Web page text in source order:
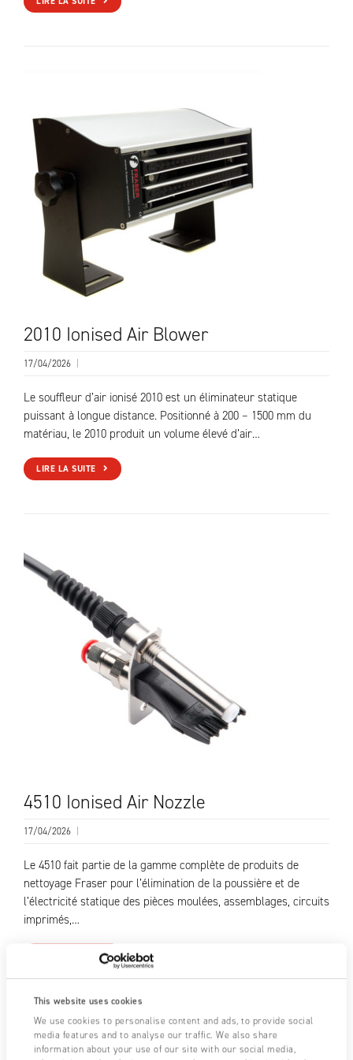
This website uses cookies
We use cookies to personalise content and ads, to provide social
media features and to analyse our traffic. We also share
information about your use of our site with our social media,
2010 Ionised Air Blower
17/04/2026
Le souffleur d’air ionisé 2010 est un éliminateur statique
puissant à longue distance. Positionné à 200 – 1500 mm du
matériau, le 2010 produit un volume élevé d’air…
LIRE LA SUITE
4510 Ionised Air Nozzle
17/04/2026
Le 4510 fait partie de la gamme complète de produits de
nettoyage Fraser pour l’élimination de la poussière et de
l’électricité statique des pièces moulées, assemblages, circuits
imprimés,…